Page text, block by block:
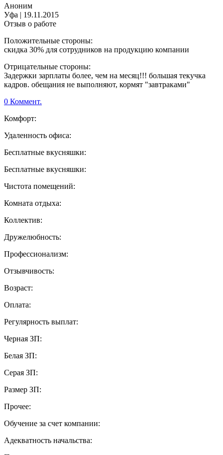
Аноним
Уфа | 19.11.2015
Отзыв о работе
Положительные стороны:
скидка 30% для сотрудников на продукцию компании
Отрицательные стороны:
Задержки зарплаты более, чем на месяц!!! большая текучка
кадров. обещания не выполняют, кормят "завтраками"
0 Коммент.
Комфорт:
Удаленность офиса:
Бесплатные вкусняшки:
Бесплатные вкусняшки:
Чистота помещений:
Комната отдыха:
Коллектив:
Дружелюбность:
Профессионализм:
Отзывчивость:
Возраст:
Оплата:
Регулярность выплат:
Черная ЗП:
Белая ЗП:
Серая ЗП:
Размер ЗП:
Прочее:
Обучение за счет компании:
Адекватность начальства: